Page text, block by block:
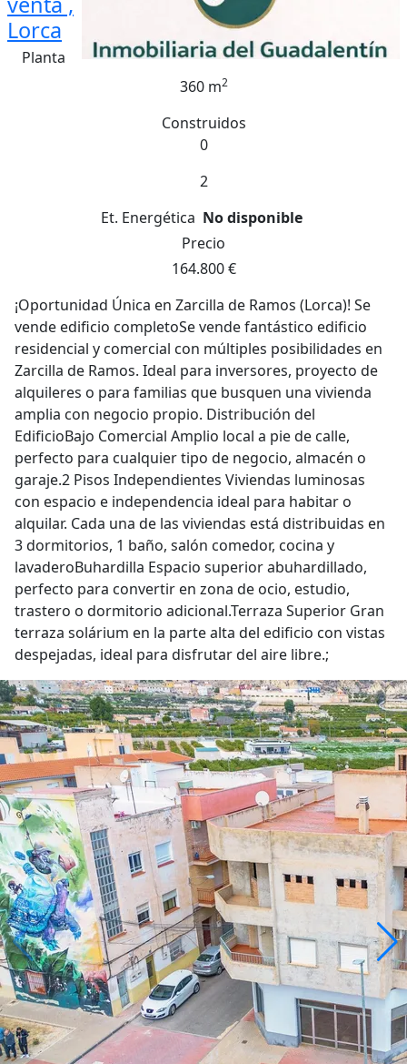
Lorca
Planta
360 m2
Construidos
0
2
Et. Energética No disponible
Precio
164.800 €
¡Oportunidad Única en Zarcilla de Ramos (Lorca)! Se
vende edificio completoSe vende fantástico edificio
residencial y comercial con múltiples posibilidades en
Zarcilla de Ramos. Ideal para inversores, proyecto de
alquileres o para familias que busquen una vivienda
amplia con negocio propio. Distribución del
EdificioBajo Comercial Amplio local a pie de calle,
perfecto para cualquier tipo de negocio, almacén o
garaje.2 Pisos Independientes Viviendas luminosas
con espacio e independencia ideal para habitar o
alquilar. Cada una de las viviendas está distribuidas en
3 dormitorios, 1 baño, salón comedor, cocina y
lavaderoBuhardilla Espacio superior abuhardillado,
perfecto para convertir en zona de ocio, estudio,
trastero o dormitorio adicional.Terraza Superior Gran
terraza solárium en la parte alta del edificio con vistas
despejadas, ideal para disfrutar del aire libre.;